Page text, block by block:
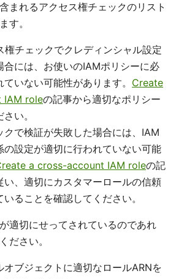
まれるアクセス権チェックのリスト
す。
権チェックでクレディンシャル設定
合には、お使いのIAMポリシーに必
いない可能性があります。 Create
IAM roleの記事から適切なポリシー
い。
クで検証が失敗した場合には、IAM
の設定が適切に行われていない可能
a cross-account IAM roleの記
い、適切にカスタマーロールの信頼
ることを確認してください。
適切にせってされているのであれ
ださい。
オブジェクトに適切なロールARNを